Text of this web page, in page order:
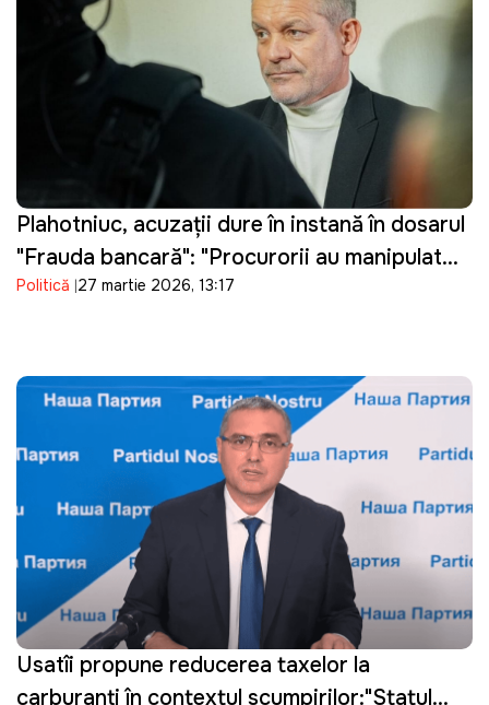
Plahotniuc, acuzații dure în instanță în dosarul
"Frauda bancară": "Procurorii au manipulat
probele"
Politică 27 martie 2026, 13:17
Usatîi propune reducerea taxelor la
carburanți în contextul scumpirilor:"Statul